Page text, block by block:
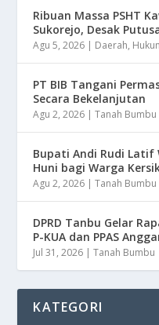
Ribuan Massa PSHT
Sukorejo, Desak
Agu 5, 2026 | Daerah,
PT BIB Tangani
Secara Bekelanjutan
Agu 2, 2026 |Tanah Bumbu
Bupati Andi Rudi Latif
Huni bagi Warga
Agu 2, 2026 |Tanah Bumbu
DPRD Tanbu Gelar
P-KUA dan PPAS
Jul 31, 2026 |Tanah Bumbu
KATEGORI